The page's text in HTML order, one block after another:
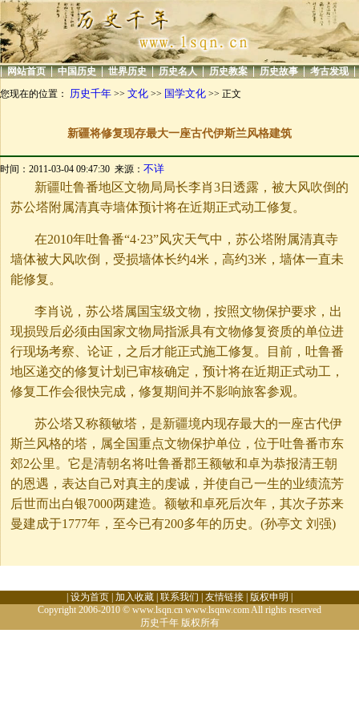
| 网站首页 | 中国历史 | 世界历史 | 历史名人 | 历史教案 | 历史故事 | 考古发现 |
您现在的位置： 历史千年 >> 文化 >> 国学文化 >> 正文
新疆将修复现存最大一座古代伊斯兰风格建筑
时间：2011-03-04 09:47:30 来源： 不详
新疆吐鲁番地区文物局局长李肖3日透露，被大风吹倒的
苏公塔附属清真寺墙体预计将在近期正式动工修复。
在2010年吐鲁番“4·23”风灾天气中，苏公塔附属清真寺
墙体被大风吹倒，受损墙体长约4米，高约3米，墙体一直未
能修复。
李肖说，苏公塔属国宝级文物，按照文物保护要求，出
现损毁后必须由国家文物局指派具有文物修复资质的单位进
行现场考察、论证，之后才能正式施工修复。目前，吐鲁番
地区递交的修复计划已审核确定，预计将在近期正式动工，
修复工作会很快完成，修复期间并不影响旅客参观。
苏公塔又称额敏塔，是新疆境内现存最大的一座古代伊
斯兰风格的塔，属全国重点文物保护单位，位于吐鲁番市东
郊2公里。它是清朝名将吐鲁番郡王额敏和卓为恭报清王朝
的恩遇，表达自己对真主的虔诚，并使自己一生的业绩流芳
后世而出白银7000两建造。额敏和卓死后次年，其次子苏来
曼建成于1777年，至今已有200多年的历史。(孙亭文 刘强)
设为首页 加入收藏 联系我们 友情链接 版权申明
Copyright 2006-2010 © www.lsqn.cn www.lsqnw.com All rights reserved
历史千年版权所有